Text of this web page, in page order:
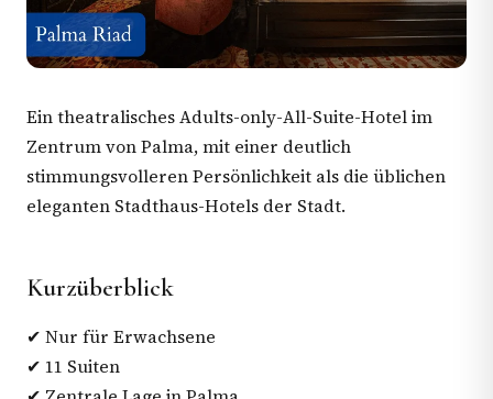
Ein theatralisches Adults-only-All-Suite-Hotel im
Zentrum von Palma, mit einer deutlich
stimmungsvolleren Persönlichkeit als die üblichen
eleganten Stadthaus-Hotels der Stadt.
Kurzüberblick
✔ Nur für Erwachsene
✔ 11 Suiten